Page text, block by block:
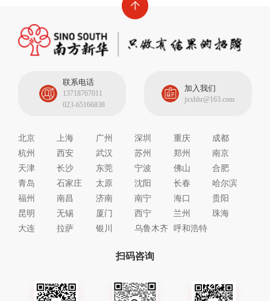
联系电话
13718767011
023-65166838
加入我们
jxxhhr@163.com
北京 上海 广州 深圳 重庆
成都
杭州
西安 武汉 苏州 郑州
南京
天津
长沙 东莞 宁波 佛山
合肥
青岛
石家庄 太原 沈阳 长春
哈尔滨
福州
南昌 济南 南宁 海口
贵阳
昆明
无锡 厦门 西宁 兰州
珠海
大连
拉萨 银川 乌鲁木齐 呼和浩特
扫码咨询